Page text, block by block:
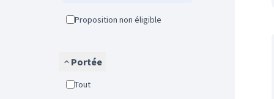
Proposition non éligible
Portée
Tout